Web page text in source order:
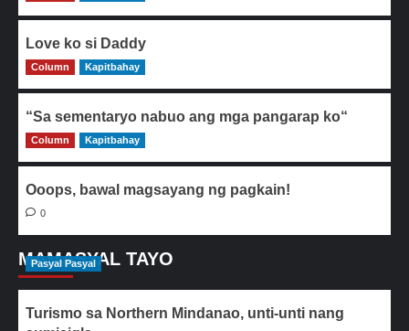
Love ko si Daddy
0
Column Kapitbahay
“Sa sementaryo nabuo ang mga pangarap ko“
0
Column Kapitbahay
Ooops, bawal magsayang ng pagkain!
0
MAMASYAL TAYO
Pasyal Pasyal
Turismo sa Northern Mindanao, unti-unti nang